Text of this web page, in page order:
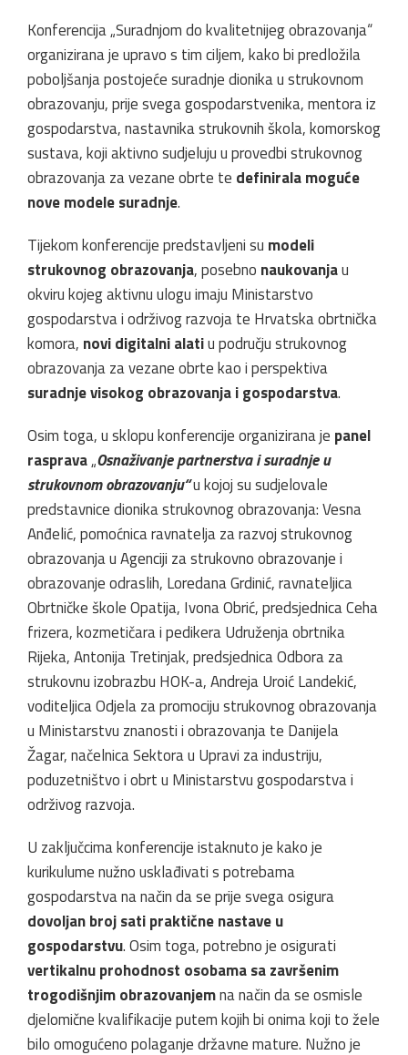
Konferencija „Suradnjom do kvalitetnijeg obrazovanja“
organizirana je upravo s tim ciljem, kako bi predložila
poboljšanja postojeće suradnje dionika u strukovnom
obrazovanju, prije svega gospodarstvenika, mentora iz
gospodarstva, nastavnika strukovnih škola, komorskog
sustava, koji aktivno sudjeluju u provedbi strukovnog
obrazovanja za vezane obrte te definirala moguće
nove modele suradnje.
Tijekom konferencije predstavljeni su modeli
strukovnog obrazovanja, posebno naukovanjau
okviru kojeg aktivnu ulogu imaju Ministarstvo
gospodarstva i održivog razvoja te Hrvatska obrtnička
komora, novi digitalni alatiu području strukovnog
obrazovanja za vezane obrte kao i perspektiva
suradnje visokog obrazovanja i gospodarstva.
Osim toga, u sklopu konferencije organizirana je panel
rasprava„Osnaživanje partnerstva i suradnje u
strukovnom obrazovanju“u kojoj su sudjelovale
predstavnice dionika strukovnog obrazovanja: Vesna
Anđelić, pomoćnica ravnatelja za razvoj strukovnog
obrazovanja u Agenciji za strukovno obrazovanje i
obrazovanje odraslih, Loredana Grdinić, ravnateljica
Obrtničke škole Opatija, Ivona Obrić, predsjednica Ceha
frizera, kozmetičara i pedikera Udruženja obrtnika
Rijeka, Antonija Tretinjak, predsjednica Odbora za
strukovnu izobrazbu HOK-a, Andreja Uroić Landekić,
voditeljica Odjela za promociju strukovnog obrazovanja
u Ministarstvu znanosti i obrazovanja te Danijela
Žagar, načelnica Sektora u Upravi za industriju,
poduzetništvo i obrt u Ministarstvu gospodarstva i
održivog razvoja.
U zaključcima konferencije istaknuto je kako je
kurikulume nužno usklađivati s potrebama
gospodarstva na način da se prije svega osigura
dovoljan broj sati praktične nastave u
gospodarstvu. Osim toga, potrebno je osigurati
vertikalnu prohodnost osobama sa završenim
trogodišnjim obrazovanjemna način da se osmisle
djelomične kvalifikacije putem kojih bi onima koji to žele
bilo omogućeno polaganje državne mature. Nužno je